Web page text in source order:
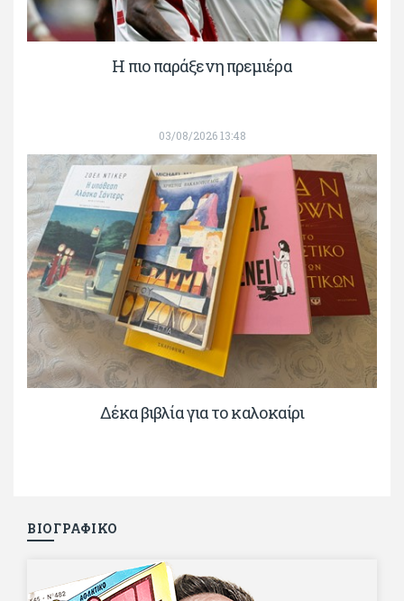
H πιο παράξενη πρεμιέρα
03/08/2026 13:48
Δέκα βιβλία για το καλοκαίρι
ΒΙΟΓΡΑΦΙΚΟ